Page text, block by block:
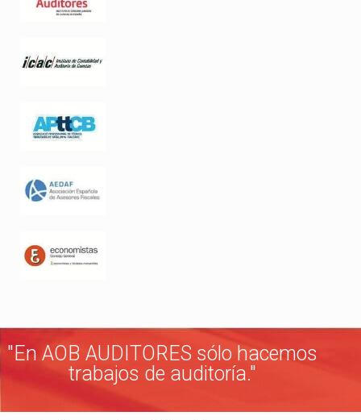
"En AOB AUDITORES sólo hacemos
trabajos de auditoría."